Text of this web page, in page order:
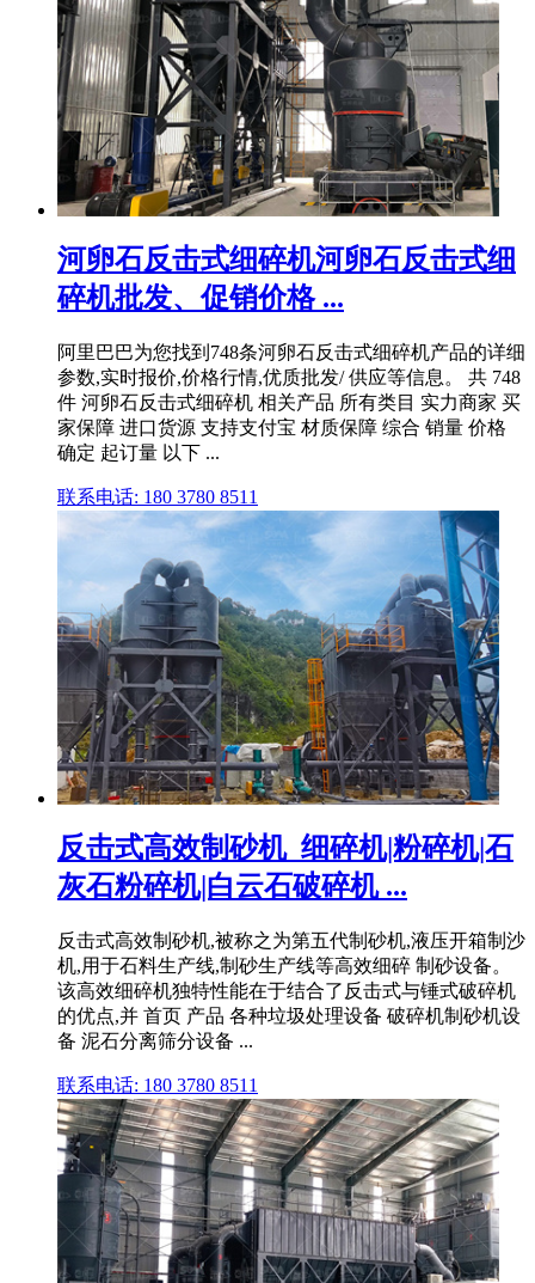
河卵石反击式细碎机河卵石反击式细
碎机批发、促销价格 ...
阿里巴巴为您找到748条河卵石反击式细碎机产品的详细
参数,实时报价,价格行情,优质批发/ 供应等信息。 共 748
件 河卵石反击式细碎机 相关产品 所有类目 实力商家 买
家保障 进口货源 支持支付宝 材质保障 综合 销量 价格
确定 起订量 以下 ...
联系电话: 180 3780 8511
反击式高效制砂机_细碎机|粉碎机|石
灰石粉碎机|白云石破碎机 ...
反击式高效制砂机,被称之为第五代制砂机,液压开箱制沙
机,用于石料生产线,制砂生产线等高效细碎 制砂设备。
该高效细碎机独特性能在于结合了反击式与锤式破碎机
的优点,并 首页 产品 各种垃圾处理设备 破碎机制砂机设
备 泥石分离筛分设备 ...
联系电话: 180 3780 8511